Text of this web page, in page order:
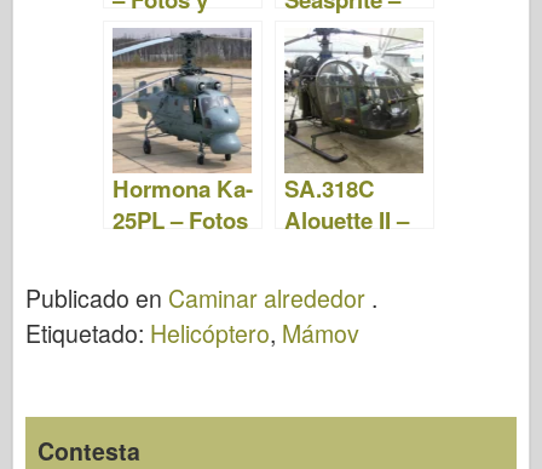
Video
Fotos y Video
Hormona Ka-
25PL – Fotos
SA.318C
Alouette II –
Publicado en Caminar alrededor .
Etiquetado: Helicóptero, Mámov
Contesta